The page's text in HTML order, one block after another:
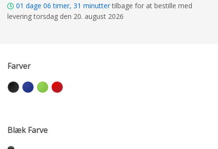
01 dage 06 timer, 31 minuttertilbage for at bestille med
levering torsdag den 20. august 2026
Farver
Blæk Farve